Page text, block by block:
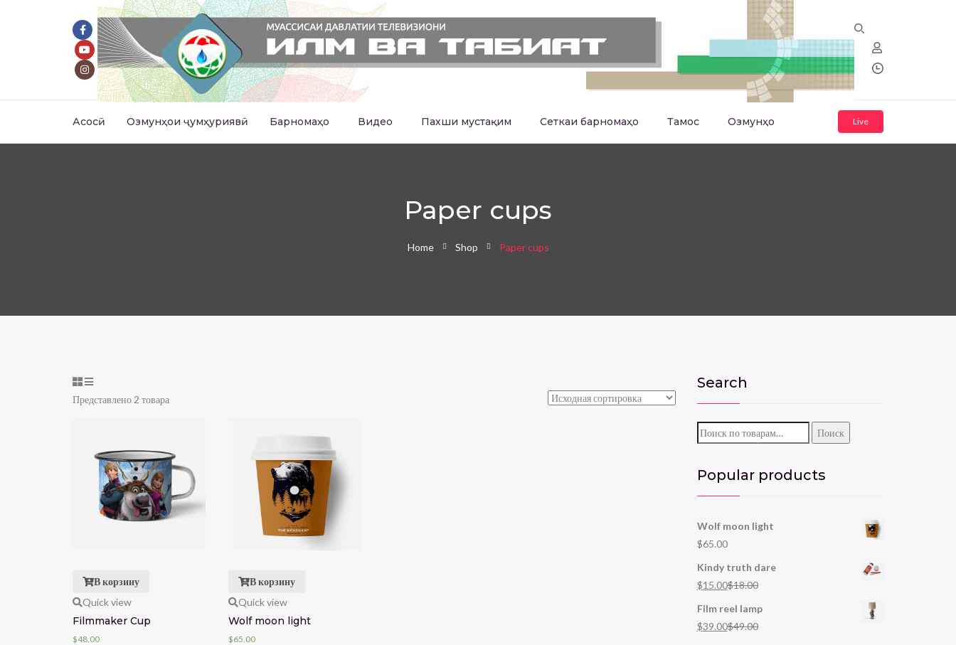
Асосӣ Озмунҳои ҷумҳуриявӣ Барномаҳо Видео Пахши мустақим Сеткаи барномаҳо Тамос Озмунҳо Live
Paper cups
Home Shop Paper cups
Представлено 2 товара
В корзину
Quick view
Filmmaker Cup
$48.00
В корзину
Quick view
Wolf moon light
$65.00
Search
Искать: Поиск
Popular products
Wolf moon light
$65.00
Kindy truth dare
$15.00$18.00
Film reel lamp
$39.00$49.00